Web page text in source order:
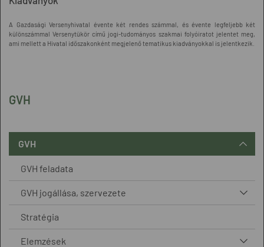
GVH
GVH
GVH feladata
GVH jogállása, szervezete
Stratégia
Elemzések
A Gazdasági Versenyhivatal évente két rendes számmal, és évente legfeljebb két
különszámmal Versenytükör című jogi-tudományos szakmai folyóiratot jelentet meg,
ami mellett a Hivatal időszakonként megjelenő tematikus kiadványokkal is jelentkezik.